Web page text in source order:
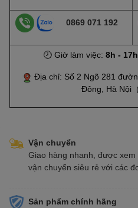
0869 071 192
🕗 Giờ làm việc: 8h -
Địa chỉ: Số 2 Ngõ 281
Đông, Hà Nội
Vận chuyển
Giao hàng nhanh, được
vận chuyển siêu rẻ với các
Sản phẩm chính hãng